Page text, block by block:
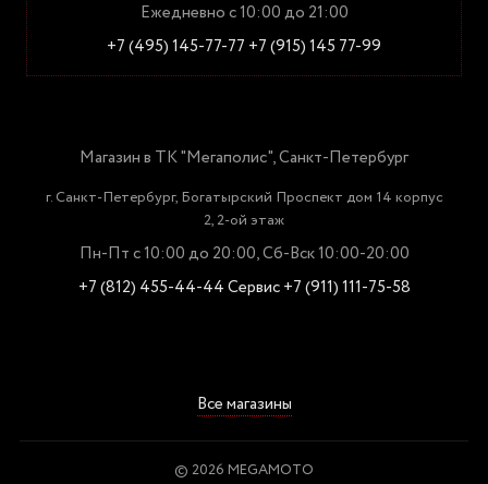
Ежедневно с 10:00 до 21:00
+7 (495) 145-77-77 +7 (915) 145 77-99
Магазин в ТК "Мегаполис", Санкт-Петербург
г. Санкт-Петербург, Богатырский Проспект дом 14 корпус
2, 2-ой этаж
Пн-Пт с 10:00 до 20:00, Сб-Вск 10:00-20:00
+7 (812) 455-44-44Сервис +7 (911) 111-75-58
Все магазины
© 2026 MEGAMOTO